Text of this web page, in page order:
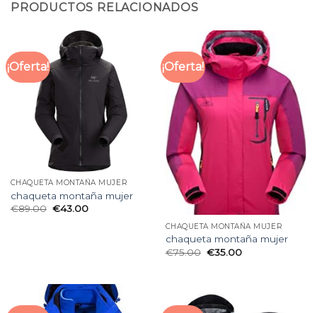
PRODUCTOS RELACIONADOS
¡Oferta!
CHAQUETA MONTAÑA MUJER
chaqueta montaña mujer
€89.00 €43.00
¡Oferta!
CHAQUETA MONTAÑA MUJER
chaqueta montaña mujer
€75.00 €35.00